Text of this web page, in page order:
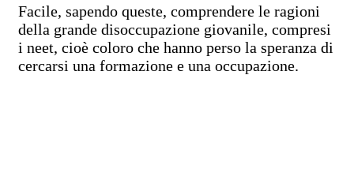
Facile, sapendo queste, comprendere le ragioni
della grande disoccupazione giovanile, compresi
i neet, cioè coloro che hanno perso la speranza di
cercarsi una formazione e una occupazione.